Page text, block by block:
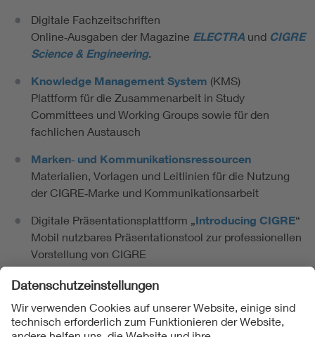
Digitale Fachzeitschriften
Online‑Ausgaben der Magazine ELECTRA und CIGRE
Science & Engineering.
Knowledge Management System (KMS)
Plattform für die Zusammenarbeit in Study
Committees und Working Groups sowie für den
fachlichen Austausch
Marken‑ und Kommunikationsressourcen
Materialien, Vorlagen und Leitlinien für die Nutzung
der CIGRE‑Marke und Kommunikationsarbeit
Digitale Präsentationsplattform „Introducing CIGRE“
Mobil nutzbares Präsentationstool zur professionellen
Vorstellung von CIGRE
Folgen Sie uns